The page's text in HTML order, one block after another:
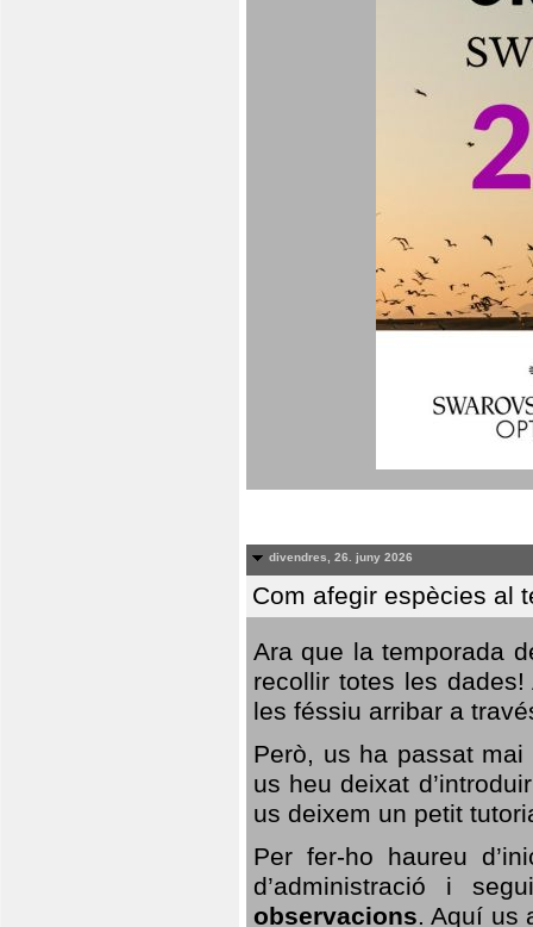
divendres, 26. juny 2026
Com afegir espècies al
Ara que la temporada
recollir totes les
les féssiu arribar a
Però, us ha passat
us heu deixat
us deixem un petit
Per fer-ho haureu
d’administració i
observacions. Aquí us